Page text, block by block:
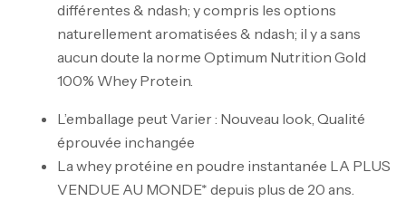
différentes & ndash; y compris les options
naturellement aromatisées & ndash; il y a sans
aucun doute la norme Optimum Nutrition Gold
100% Whey Protein.
L’emballage peut Varier : Nouveau look, Qualité
éprouvée inchangée
La whey protéine en poudre instantanée LA PLUS
VENDUE AU MONDE* depuis plus de 20 ans.